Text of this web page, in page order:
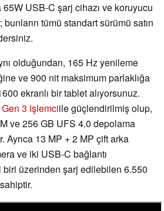
65W USB-C şarj cihazı ve koruyucu
tümü standart sürümü satın
olduğundan, 165 Hz yenileme
ve 900 nit maksimum parlaklığa
ekranlı bir tablet alıyorsunuz.
3 işlemciile güçlendirilmiş olup,
ve 256 GB UFS 4.0 depolama
Ayrıca 13 MP + 2 MP çift arka
ve iki USB-C bağlantı
biri üzerinden şarj edilebilen 6.550